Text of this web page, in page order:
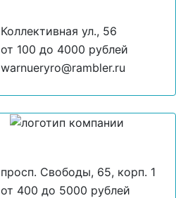
Коллективная ул., 56
от 100 до 4000 рублей
warnueryro@rambler.ru
просп. Свободы, 65, корп. 1
от 400 до 5000 рублей